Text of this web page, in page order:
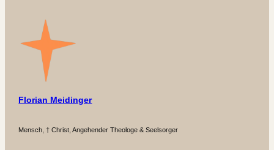
Florian Meidinger
Mensch, † Christ, Angehender Theologe & Seelsorger